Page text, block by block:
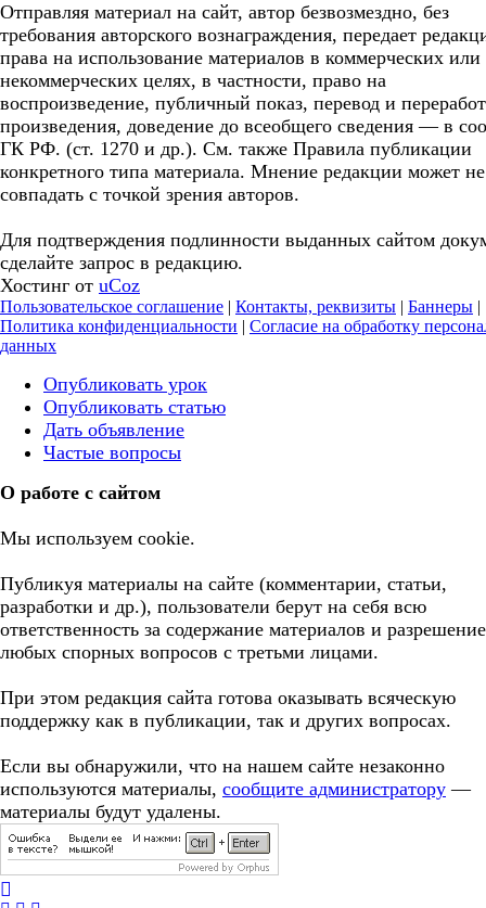
Отправляя материал на сайт, автор безвозмездно, без
требования авторского вознаграждения, передает
права на использование материалов в коммерческих или
некоммерческих целях, в частности, право на
воспроизведение, публичный показ, перевод и
произведения, доведение до всеобщего сведения — в
ГК РФ. (ст. 1270 и др.). См. также Правила публикации
конкретного типа материала. Мнение редакции может не
совпадать с точкой зрения авторов.
Для подтверждения подлинности выданных сайтом
сделайте запрос в редакцию.
Хостинг от uCoz
Пользовательское соглашение | Контакты, реквизиты | Баннеры |
Политика конфиденциальности | Согласие на обработку
данных
Опубликовать урок
Опубликовать статью
Дать объявление
Частые вопросы
О работе с сайтом
Мы используем cookie.
Публикуя материалы на сайте (комментарии, статьи,
разработки и др.), пользователи берут на себя всю
ответственность за содержание материалов и разрешение
любых спорных вопросов с третьми лицами.
При этом редакция сайта готова оказывать всяческую
поддержку как в публикации, так и других вопросах.
Если вы обнаружили, что на нашем сайте незаконно
используются материалы, сообщите администратору —
материалы будут удалены.